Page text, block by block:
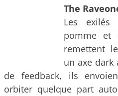
The
Les
pomme et
remettent
un axe
de feedback, ils
orbiter quelque part